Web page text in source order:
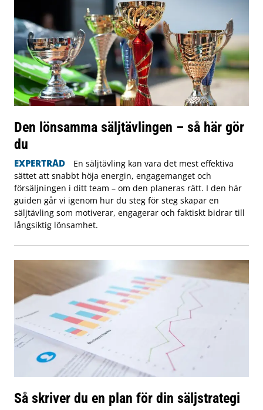
Den lönsamma säljtävlingen – så här gör
du
EXPERTRÅD
En säljtävling kan vara det mest effektiva
sättet att snabbt höja energin, engagemanget och
försäljningen i ditt team – om den planeras rätt. I den här
guiden går vi igenom hur du steg för steg skapar en
säljtävling som motiverar, engagerar och faktiskt bidrar till
långsiktig lönsamhet.
Så skriver du en plan för din säljstrategi